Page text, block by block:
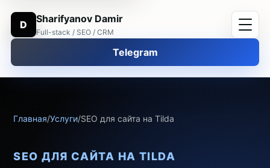
D Sharifyanov Damir
Full-stack / SEO / CRM
Telegram
Главная/Услуги/SEO для сайта на Tilda
SEO ДЛЯ САЙТА НА TILDA